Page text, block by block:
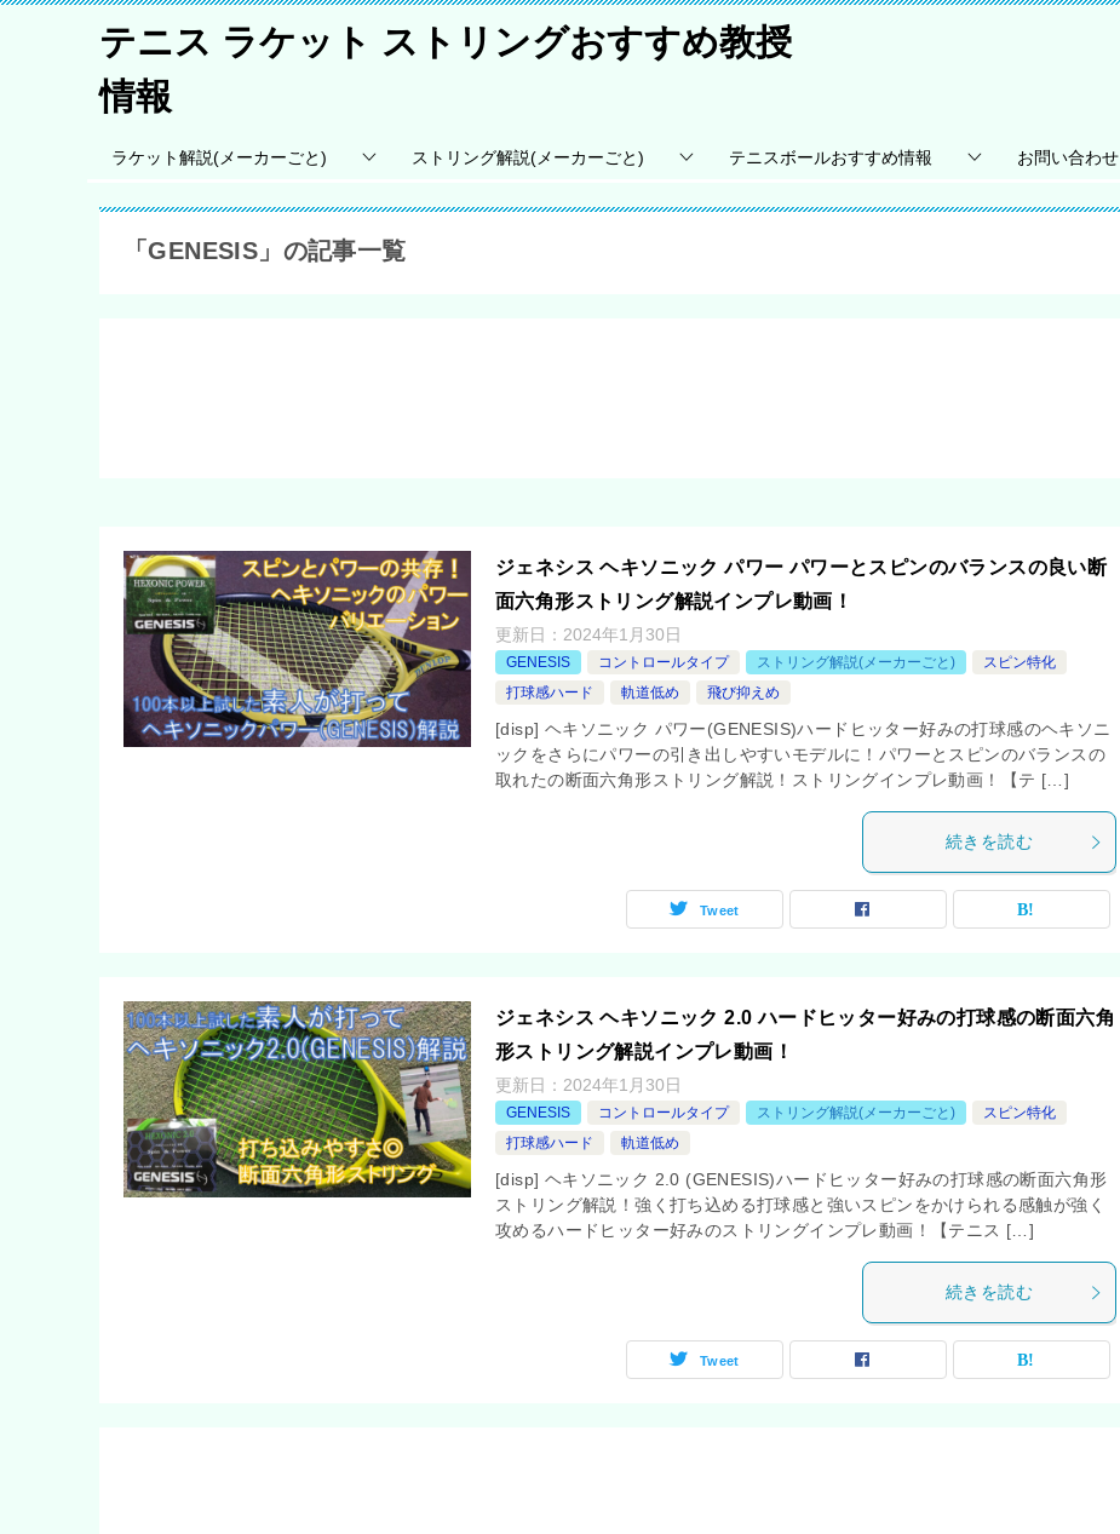
テニス ラケット ストリングおすすめ教授
情報
ラケット解説(メーカーごと) ストリング解説(メーカーごと) テニスボールおすすめ情報 お問い合わせ
「GENESIS」の記事一覧
ジェネシス ヘキソニック パワー パワーとスピンのバランスの良い断
面六角形ストリング解説インプレ動画！
更新日： 2024年1月30日
GENESIS コントロールタイプ ストリング解説(メーカーごと)
スピン特化
打球感ハード
軌道低め 飛び抑えめ
[disp] ヘキソニック パワー(GENESIS)ハードヒッター好みの打球感のヘキソニ
ックをさらにパワーの引き出しやすいモデルに！パワーとスピンのバランスの
取れたの断面六角形ストリング解説！ストリングインプレ動画！【テ […]
続きを読む
Tweet
ジェネシス ヘキソニック 2.0 ハードヒッター好みの打球感の断面六角
形ストリング解説インプレ動画！
更新日： 2024年1月30日
GENESIS コントロールタイプ ストリング解説(メーカーごと)
スピン特化
打球感ハード
軌道低め
[disp] ヘキソニック 2.0 (GENESIS)ハードヒッター好みの打球感の断面六角形
ストリング解説！強く打ち込める打球感と強いスピンをかけられる感触が強く
攻めるハードヒッター好みのストリングインプレ動画！【テニス […]
続きを読む
Tweet